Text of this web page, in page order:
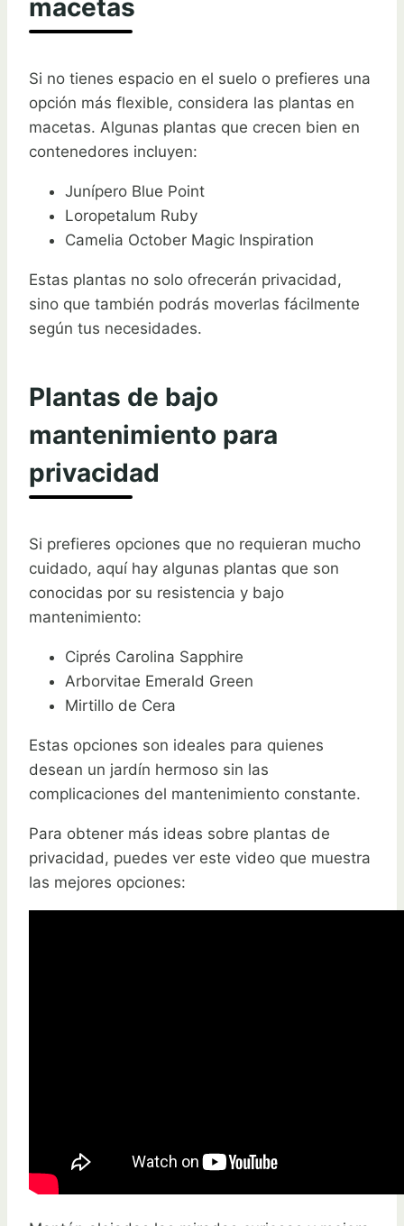
macetas
Si no tienes espacio en el suelo o prefieres una
opción más flexible, considera las plantas en
macetas. Algunas plantas que crecen bien en
contenedores incluyen:
Junípero Blue Point
Loropetalum Ruby
Camelia October Magic Inspiration
Estas plantas no solo ofrecerán privacidad,
sino que también podrás moverlas fácilmente
según tus necesidades.
Plantas de bajo
mantenimiento para
privacidad
Si prefieres opciones que no requieran mucho
cuidado, aquí hay algunas plantas que son
conocidas por su resistencia y bajo
mantenimiento:
Ciprés Carolina Sapphire
Arborvitae Emerald Green
Mirtillo de Cera
Estas opciones son ideales para quienes
desean un jardín hermoso sin las
complicaciones del mantenimiento constante.
Para obtener más ideas sobre plantas de
privacidad, puedes ver este video que muestra
las mejores opciones: